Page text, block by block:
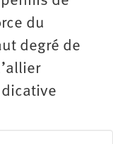
du
degré de